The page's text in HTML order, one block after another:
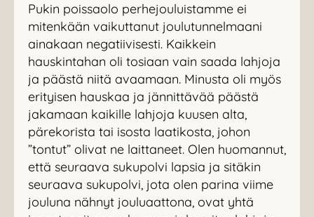
Pukin poissaolo perhejouluistamme ei
mitenkään vaikuttanut joulutunnelmaani
ainakaan negatiivisesti. Kaikkein
hauskintahan oli tosiaan vain saada lahjoja
ja päästä niitä avaamaan. Minusta oli myös
erityisen hauskaa ja jännittävää päästä
jakamaan kaikille lahjoja kuusen alta,
pärekorista tai isosta laatikosta, johon
”tontut” olivat ne laittaneet. Olen huomannut,
että seuraava sukupolvi lapsia ja sitäkin
seuraava sukupolvi, jota olen parina viime
jouluna nähnyt jouluaattona, ovat yhtä